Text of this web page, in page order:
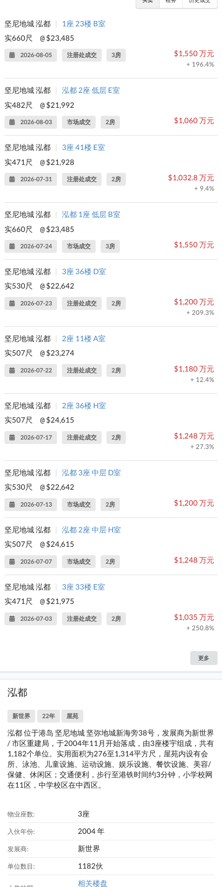
坚尼地城 泓都 |
1座 23楼 B室
实660尺
@ $23,485
2026-08-05 注册处成交 3房 $1,550 万元
+ 196.4%
坚尼地城 泓都
泓都 2座 低层 E室
实482尺
@ $21,992
2026-08-03 市场成交 2房 $1,060 万元
坚尼地城 泓都
3座 41楼 E室
实471尺
@ $21,928
2026-07-31 注册处成交 2房 $1,032.8 万元
+ 9.4%
坚尼地城 泓都
泓都 1座 低层 B室
实660尺
@ $23,485
2026-07-24 市场成交 3房 $1,550 万元
坚尼地城 泓都 |
3座 36楼 D室
实530尺
@ $22,642
2026-07-23 注册处成交 2房 $1,200 万元
+ 209.3%
坚尼地城 泓都 |
2座 11楼 A室
实507尺
@ $23,274
2026-07-22 注册处成交 2房 $1,180 万元
+ 12.4%
坚尼地城 泓都 |
2座 36楼 H室
实507尺
@ $24,615
2026-07-17 注册处成交 2房 $1,248 万元
+ 27.3%
坚尼地城 泓都 |
泓都 3座 中层 D室
实530尺
@ $22,642
2026-07-13 市场成交 2房 $1,200 万元
坚尼地城 泓都 |
泓都 2座 中层 H室
实507尺
@ $24,615
2026-07-07 市场成交 2房 $1,248 万元
坚尼地城 泓都 |
3座 33楼 E室
实471尺
@ $21,975
2026-07-03 注册处成交 2房 $1,035 万元
+ 250.8%
更多
泓都
新世界 22年 屋苑
泓都 位于港岛 坚尼地城 坚弥地城新海旁38号，发展商为新世界
/ 市区重建局，于2004年11月开始落成，由3座楼宇组成，共有
1,182个单位。实用面积为276至1,314平方尺，屋苑内设有会
所、泳池、儿童设施、运动设施、娱乐设施、餐饮设施、美容/
保健、休闲区；交通便利，步行至港铁时间约3分钟，小学校网
在11区，中学校区在中西区。
物业座数: 3座
入伙年份: 2004 年
发展商: 新世界
单位数目: 1182伙
相关楼盘